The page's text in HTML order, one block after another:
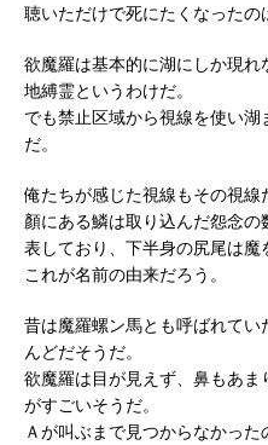
聴いただけで死にたくなったの
欲魔羅は基本的に湖にしか現れ
地縛霊というわけだ。
でも禁止区域から視線を使い
だ。
俺たちが感じた視線もその視線
顏にある鱗は取り込んだ怨念
表しており、下半身の尻尾は魔
これが名前の由来だろう。
昔は魔羅螺ン馬とも呼ばれて
んどだそうだ。
欲魔羅は目が見えず、鼻もあ
がすごいそうだ。
Ａが叫ぶまで見つからなかっ